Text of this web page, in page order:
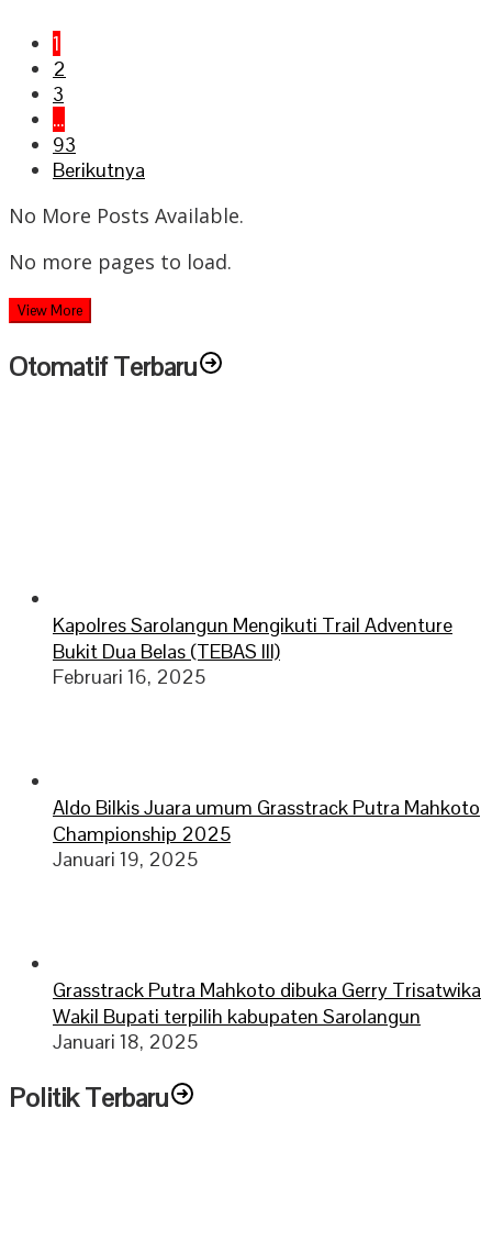
1
2
3
…
93
Berikutnya
No More Posts Available.
No more pages to load.
View More
Otomatif Terbaru
Kapolres Sarolangun Mengikuti Trail Adventure
Bukit Dua Belas (TEBAS III)
Februari 16, 2025
Aldo Bilkis Juara umum Grasstrack Putra Mahkoto
Championship 2025
Januari 19, 2025
Grasstrack Putra Mahkoto dibuka Gerry Trisatwika
Wakil Bupati terpilih kabupaten Sarolangun
Januari 18, 2025
Politik Terbaru